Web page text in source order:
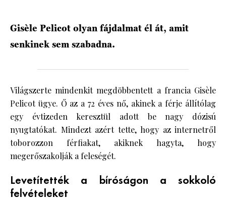
Gisèle Pelicot olyan fájdalmat él át, amit
senkinek sem szabadna.
Világszerte mindenkit megdöbbentett a francia Gisèle
Pelicot ügye. Ő az a 72 éves nő, akinek a férje állítólag
egy évtizeden keresztül adott be nagy dózisú
nyugtatókat. Mindezt azért tette, hogy az internetről
toborozzon férfiakat, akiknek hagyta, hogy
megerőszakolják a feleségét.
Levetítették a bíróságon a sokkoló
felvételeket